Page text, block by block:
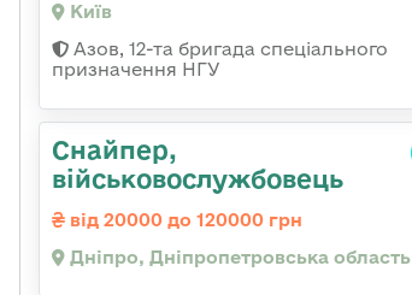
Київ
Азов, 12-та бригада спеціального
призначення НГУ
Снайпер,
військовослужбовець
від 20000 до 120000 грн
Дніпро, Дніпропетровська область